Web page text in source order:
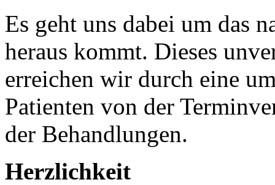
Es geht uns dabei um das
heraus kommt. Dieses
erreichen wir durch eine
Patienten von der
der Behandlungen.
Herzlichkeit